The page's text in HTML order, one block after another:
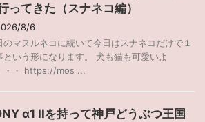
ってきた（スナネコ編）
8/6
のマヌルネコに続いて今日はスナネコだけで１
という形になります。 犬も猫も可愛いよ
・・ https://mos ...
α1 IIを持って神戸どうぶつ王国